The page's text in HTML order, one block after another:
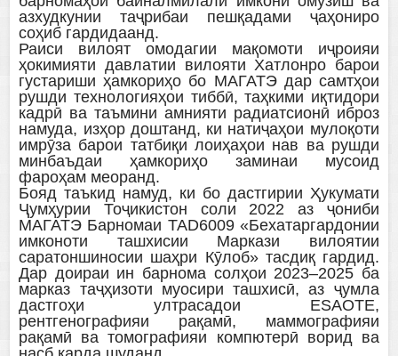
азхудкунии таҷрибаи пешқадами ҷаҳониро
соҳиб гардидаанд.
Раиси вилоят омодагии мақомоти иҷроияи
ҳокимияти давлатии вилояти Хатлонро барои
густариши ҳамкориҳо бо МАГАТЭ дар самтҳои
рушди технологияҳои тиббӣ, таҳкими иқтидори
кадрӣ ва таъмини амнияти радиатсионӣ иброз
намуда, изҳор доштанд, ки натиҷаҳои мулоқоти
имрӯза барои татбиқи лоиҳаҳои нав ва рушди
минбаъдаи ҳамкориҳо заминаи мусоид
фароҳам меоранд.
Бояд таъкид намуд, ки бо дастгирии Ҳукумати
Ҷумҳурии Тоҷикистон соли 2022 аз ҷониби
МАГАТЭ Барномаи TAD6009 «Бехатаргардонии
имконоти ташхисии Маркази вилоятии
саратоншиносии шаҳри Кӯлоб» тасдиқ гардид.
Дар доираи ин барнома солҳои 2023–2025 ба
марказ таҷҳизоти муосири ташхисӣ, аз ҷумла
дастгоҳи ултрасадои ESAOTE,
рентгенографияи рақамӣ, маммографияи
рақамӣ ва томографияи компютерӣ ворид ва